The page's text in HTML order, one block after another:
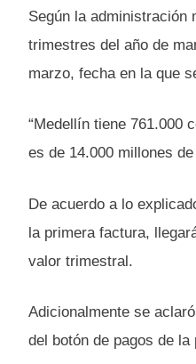
Según la administración
trimestres del año de
marzo, fecha en la que
“Medellín tiene 761.000
es de 14.000 millones
De acuerdo a lo
la primera factura,
valor trimestral.
Adicionalmente se
del botón de pagos de